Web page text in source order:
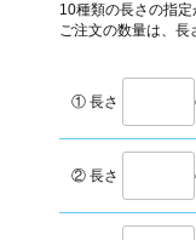
10種類の長さの指定
ご注文の数量は、長
① 長さ
② 長さ